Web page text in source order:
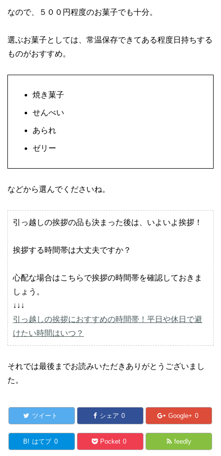
なので、５００円程度のお菓子でも十分。
選ぶお菓子としては、常温保存できてある程度日持ちする
ものがおすすめ。
焼き菓子
せんべい
あられ
ゼリー
などから選んでくださいね。
引っ越しの挨拶の品も決まった後は、いよいよ挨拶！
挨拶する時間帯は大丈夫ですか？
心配な場合はこちらで挨拶の時間帯を確認しておきま
しょう。
↓↓↓
引っ越しの挨拶におすすめの時間帯！平日や休日で避
けたい時間はいつ？
それでは最後までお読みいただきありがとうございまし
た。
ツイート シェア 0 Google+ 0
B! はてブ 0 Pocket 0 feedly